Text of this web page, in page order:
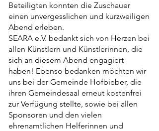
Beteiligten konnten die Zuschauer
einen unvergesslichen und kurzweiligen
Abend erleben.
SEARA e.V. bedankt sich von Herzen bei
allen Künstlern und Künstlerinnen, die
sich an diesem Abend engagiert
haben! Ebenso bedanken möchten wir
uns bei der Gemeinde Hofbieber, die
ihren Gemeindesaal erneut kostenfrei
zur Verfügung stellte, sowie bei allen
Sponsoren und den vielen
ehrenamtlichen Helferinnen und